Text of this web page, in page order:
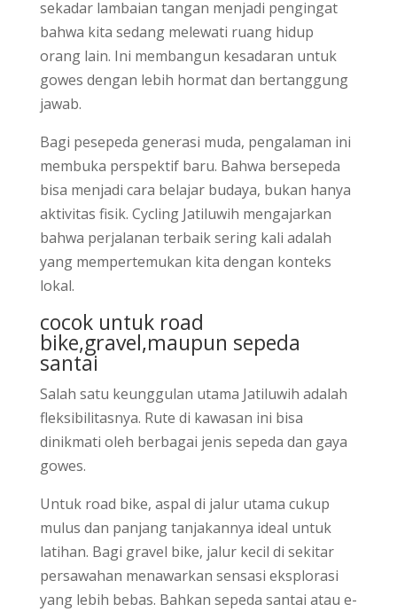
sekadar lambaian tangan menjadi pengingat
bahwa kita sedang melewati ruang hidup
orang lain. Ini membangun kesadaran untuk
gowes dengan lebih hormat dan bertanggung
jawab.
Bagi pesepeda generasi muda, pengalaman ini
membuka perspektif baru. Bahwa bersepeda
bisa menjadi cara belajar budaya, bukan hanya
aktivitas fisik. Cycling Jatiluwih mengajarkan
bahwa perjalanan terbaik sering kali adalah
yang mempertemukan kita dengan konteks
lokal.
cocok untuk road
bike,gravel,maupun sepeda
santai
Salah satu keunggulan utama Jatiluwih adalah
fleksibilitasnya. Rute di kawasan ini bisa
dinikmati oleh berbagai jenis sepeda dan gaya
gowes.
Untuk road bike, aspal di jalur utama cukup
mulus dan panjang tanjakannya ideal untuk
latihan. Bagi gravel bike, jalur kecil di sekitar
persawahan menawarkan sensasi eksplorasi
yang lebih bebas. Bahkan sepeda santai atau e-